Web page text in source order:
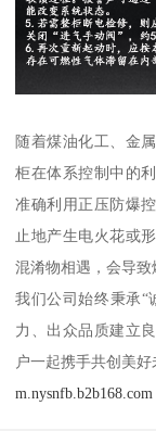
随着煤油化工、金
柜在体系控制中的
准确利用正压防爆
止地产生电火花或
混淆物相遇，会导致
我们公司始终秉承“
力、出众品质建立
户一起携手共创美好
m.nysnfb.b2b168.com